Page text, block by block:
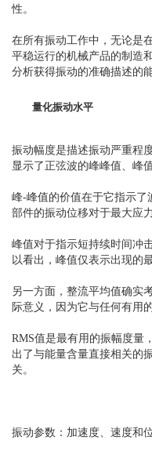
性。
在所有振动工作中，无论是
平稳运行的机械产品的制造
分析获得振动的准确描述的能
量化振动水平
振动幅度是描述振动严重程
显示了正弦波的峰峰值、峰
峰-峰值的价值在于它指示
部件的振动位移对于最大应
峰值对于指示短持续时间冲
以看出，峰值仅表示出现的
另一方面，整流平均值确实
际意义，因为它与任何有用
RMS值是最有用的振幅度量
出了与能量含量直接相关的
关。
振动参数：加速度、速度和